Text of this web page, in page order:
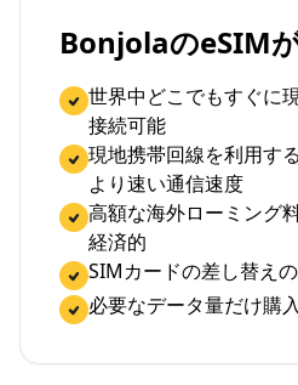
BonjolaのeSIM
世界中どこでもすぐに
接続可能
現地携帯回線を利用す
より速い通信速度
高額な海外ローミング
経済的
SIMカードの差し替え
必要なデータ量だけ購